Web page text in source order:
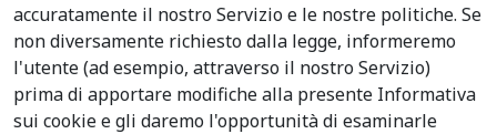
accuratamente il nostro Servizio e le nostre politiche. Se
non diversamente richiesto dalla legge, informeremo
l'utente (ad esempio, attraverso il nostro Servizio)
prima di apportare modifiche alla presente Informativa
sui cookie e gli daremo l'opportunità di esaminarle